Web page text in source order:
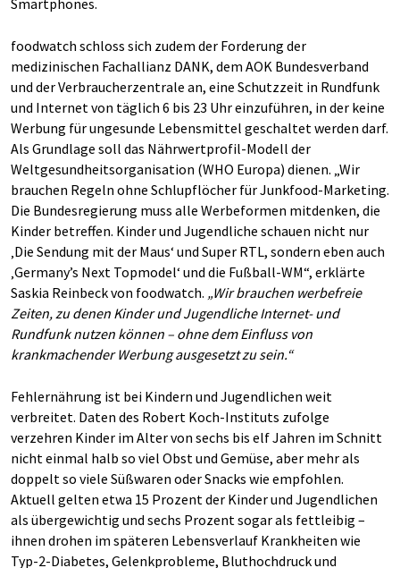
Smartphones.
foodwatch schloss sich zudem der Forderung der
medizinischen Fachallianz DANK, dem AOK Bundesverband
und der Verbraucherzentrale an, eine Schutzzeit in Rundfunk
und Internet von täglich 6 bis 23 Uhr einzuführen, in der keine
Werbung für ungesunde Lebensmittel geschaltet werden darf.
Als Grundlage soll das Nährwertprofil-Modell der
Weltgesundheitsorganisation (WHO Europa) dienen. „Wir
brauchen Regeln ohne Schlupflöcher für Junkfood-Marketing.
Die Bundesregierung muss alle Werbeformen mitdenken, die
Kinder betreffen. Kinder und Jugendliche schauen nicht nur
‚Die Sendung mit der Maus‘ und Super RTL, sondern eben auch
‚Germany’s Next Topmodel‘ und die Fußball-WM“, erklärte
Saskia Reinbeck von foodwatch. „Wir brauchen werbefreie
Zeiten, zu denen Kinder und Jugendliche Internet- und
Rundfunk nutzen können – ohne dem Einfluss von
krankmachender Werbung ausgesetzt zu sein.“
Fehlernährung ist bei Kindern und Jugendlichen weit
verbreitet. Daten des Robert Koch-Instituts zufolge
verzehren Kinder im Alter von sechs bis elf Jahren im Schnitt
nicht einmal halb so viel Obst und Gemüse, aber mehr als
doppelt so viele Süßwaren oder Snacks wie empfohlen.
Aktuell gelten etwa 15 Prozent der Kinder und Jugendlichen
als übergewichtig und sechs Prozent sogar als fettleibig –
ihnen drohen im späteren Lebensverlauf Krankheiten wie
Typ-2-Diabetes, Gelenkprobleme, Bluthochdruck und